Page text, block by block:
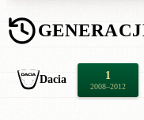
Dacia 1
2008–2012